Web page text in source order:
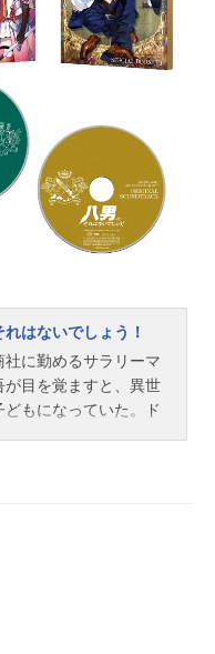
はないでしょう！
社に勤めるサラリーマ
が目を覚ますと、異世
もになっていた。ド